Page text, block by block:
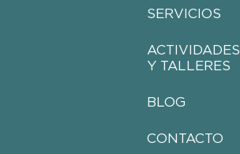
SERVICIOS
ACTIVIDADES
Y TALLERES
BLOG
CONTACTO